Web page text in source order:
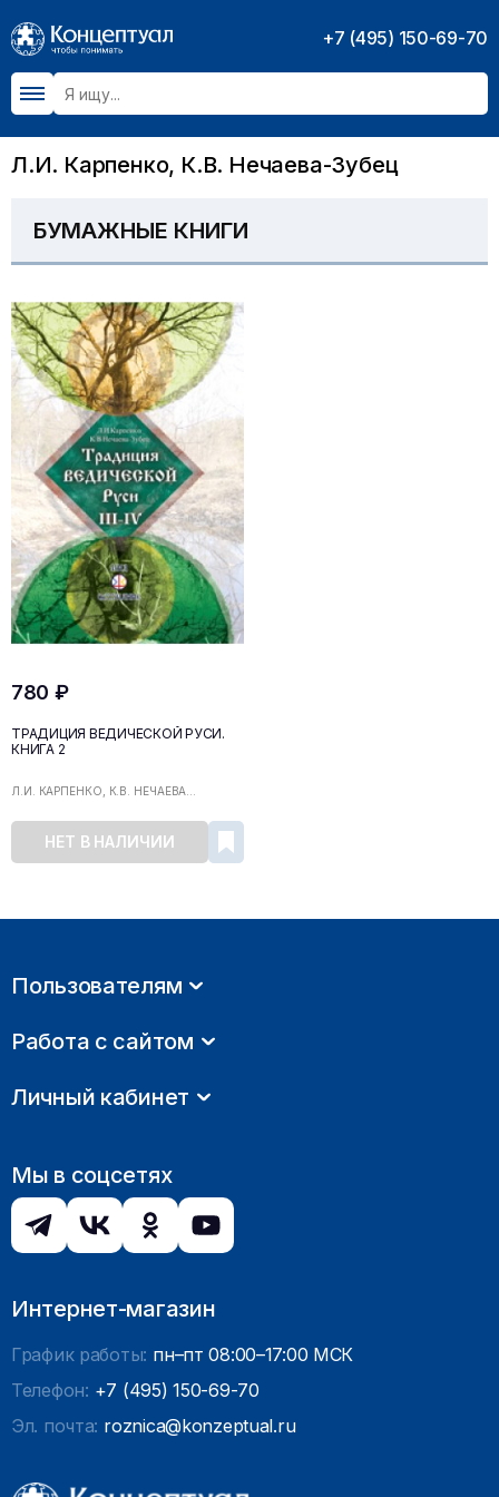
+7 (495) 150-69-70
Л.И. Карпенко, К.В. Нечаева-Зубец
БУМАЖНЫЕ КНИГИ
780 ₽
ТРАДИЦИЯ ВЕДИЧЕСКОЙ РУСИ.
КНИГА 2
Л.И. КАРПЕНКО, К.В. НЕЧАЕВА...
НЕТ В НАЛИЧИИ
Пользователям
Работа с сайтом
Личный кабинет
Мы в соцсетях
Интернет-магазин
График работы: пн–пт 08:00–17:00 МСК
Телефон: +7 (495) 150-69-70
Эл. почта: roznica@konzeptual.ru